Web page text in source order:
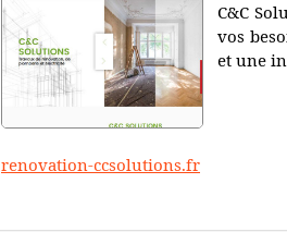
C&C
vos
et une
renovation-ccsolutions.fr